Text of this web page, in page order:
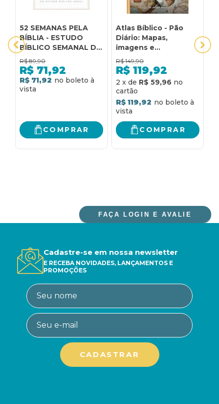
52 SEMANAS PELA
BÍBLIA - ESTUDO
BÍBLICO SEMANAL DO
AUTOR DE "MANUAL
BÍBLICO
MACARTHUR"
R$ 89,90
R$ 71,92
R$ 71,92
COMPRAR
Atlas Bíblico - Pão
Diário: Mapas,
imagens e
comentários para
aprofundar seu
estudo bíblico
R$ 149,90
R$ 119,92
2 x de R$ 59,96
R$ 119,92
COMPRAR
FAÇA LOGIN E AVALIE
Cadastre-se em nossa newsletter
E RECEBA NOVIDADES, LANÇAMENTOS E
PROMOÇÕES